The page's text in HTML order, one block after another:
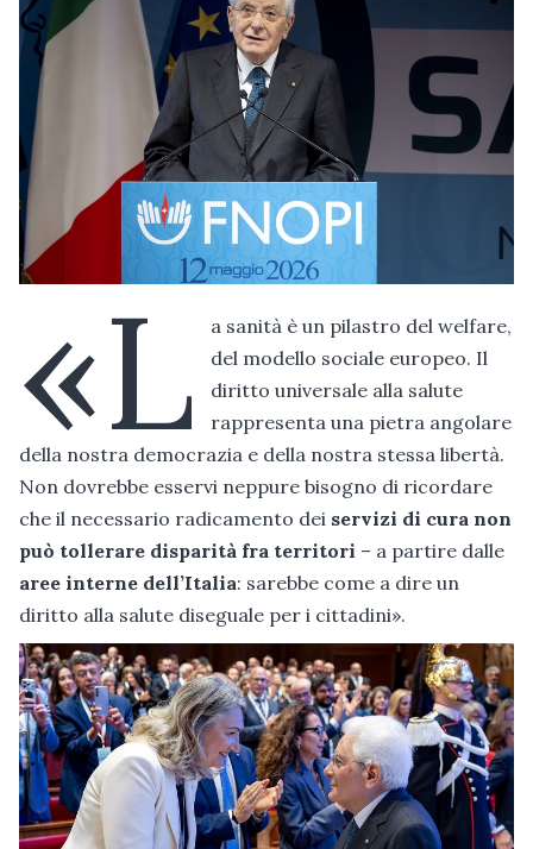
«L
a sanità è un pilastro del welfare,
del modello sociale europeo. Il
diritto universale alla salute
rappresenta una pietra angolare
della nostra democrazia e della nostra stessa libertà.
Non dovrebbe esservi neppure bisogno di ricordare
che il necessario radicamento dei servizi di cura non
può tollerare disparità fra territori – a partire dalle
aree interne dell’Italia: sarebbe come a dire un
diritto alla salute diseguale per i cittadini».